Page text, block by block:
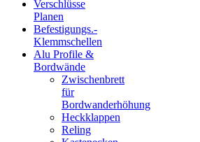
Verschlüsse
Planen
Befestigungs.-
Klemmschellen
Alu Profile &
Bordwände
Zwischenbrett
für
Bordwanderhöhung
Heckklappen
Reling